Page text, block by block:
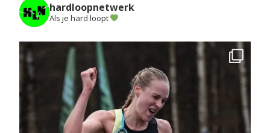
hardloopnetwerk
Als je hard loopt